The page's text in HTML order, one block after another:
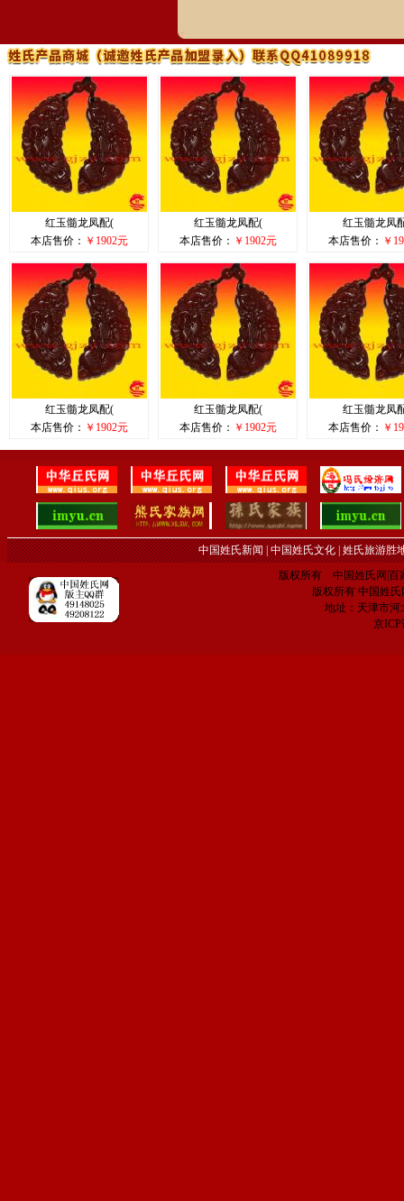
红玉髓龙凤配(
本店售价： ￥1902元
红玉髓龙凤配(
本店售价： ￥1902元
红玉髓龙凤
本店售价： ￥
红玉髓龙凤配(
本店售价： ￥1902元
红玉髓龙凤配(
本店售价： ￥1902元
红玉髓龙凤
本店售价： ￥
中国姓氏新闻|中国姓氏文化|姓氏旅游胜
版权所有 中国姓氏网|百
版权所有 中国姓氏
地址：天津市河
京ICP